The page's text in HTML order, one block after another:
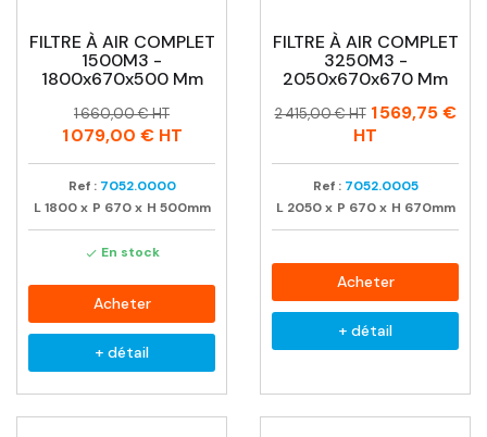
FILTRE À AIR COMPLET
1500M3 -
1800x670x500 Mm
Prix
Prix
habituel
1 660,00 € HT
1 079,00 €HT
Ref : 7052.0000
L 1800 x P 670 x H 500mm
 En stock
Acheter
+ détail
FILTRE À AIR COMPLET
3250M3 -
2050x670x670 Mm
Prix
Prix
2 415,00 € HT 1 569,75 €
HT
Ref : 7052.0005
L 2050 x P 670 x H 670mm
Acheter
+ détail